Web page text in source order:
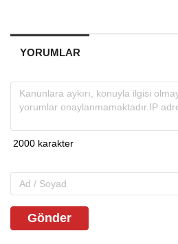
YORUMLAR
Gönder